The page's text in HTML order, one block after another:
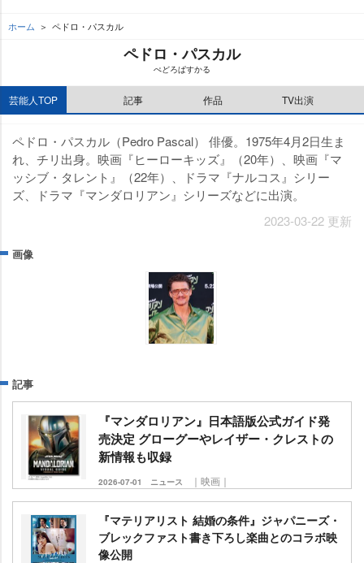
ホーム ペドロ・パスカル
ペドロ・パスカル
ぺどろぱすかる
芸能人TOP 記事 作品 TV出演
ペドロ・パスカル（Pedro Pascal） 俳優。1975年4月2日生ま
れ、チリ出身。映画『ヒーローキッズ』（20年）、映画『マ
ッシブ・タレント』（22年）、ドラマ『ナルコス』シリー
ズ、ドラマ『マンダロリアン』シリーズなどに出演。
2023-03-22 更新
画像
記事
『マンダロリアン』日本語版公式ガイド発
売決定 グローグーやレイザー・クレストの
新情報も収録
2026-07-01 ニュース ｜映画｜
『マテリアリスト 結婚の条件』ジャパニーズ・
ブレックファスト書き下ろし楽曲とのコラボ映
像公開